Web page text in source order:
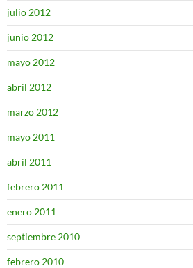
julio 2012
junio 2012
mayo 2012
abril 2012
marzo 2012
mayo 2011
abril 2011
febrero 2011
enero 2011
septiembre 2010
febrero 2010